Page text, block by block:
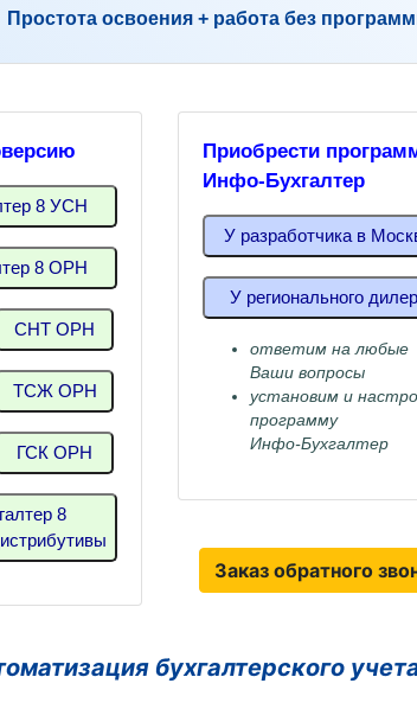
Простота освоения + работа без
8 УСН
8 ОРН
СНТ ОРН
ТСЖ ОРН
ГСК ОРН
8
Приобрести
Инфо-Бухгалтер
У разработчика в
У регионального
ответим на любые
Ваши вопросы
установим и
программу
Инфо-Бухгалтер
Заказ обратного
бухгалтерского